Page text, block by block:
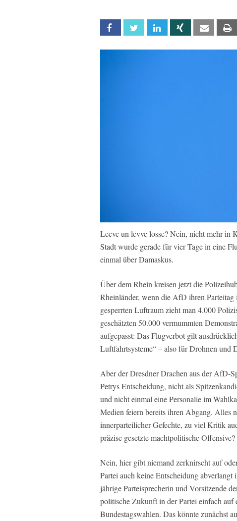
Facebook Twitter Linkedin Xing Email
Leeve un levve losse? Nein, nicht mehr
Stadt wurde gerade für vier Tage in eine
einmal über Damaskus.
Über dem Rhein kreisen jetzt die
Rheinländer, wenn die AfD ihren
gesperrten Luftraum zieht man 4.000
geschätzten 50.000 vermummten
aufgepasst: Das Flugverbot gilt
Luftfahrtsysteme“ – also für Drohnen und
Aber der Dresdner Drachen aus der AfD-
Petrys Entscheidung, nicht als
und nicht einmal eine Personalie im
Medien feiern bereits ihren Abgang. Alles
innerparteilicher Gefechte, zu viel Kritik
präzise gesetzte machtpolitische Offensive?
Nein, hier gibt niemand zerknirscht auf
Partei auch keine Entscheidung
jährige Parteisprecherin und Vorsitzende
politische Zukunft in der Partei einfach auf
Bundestagswahlen. Das könnte zunächst